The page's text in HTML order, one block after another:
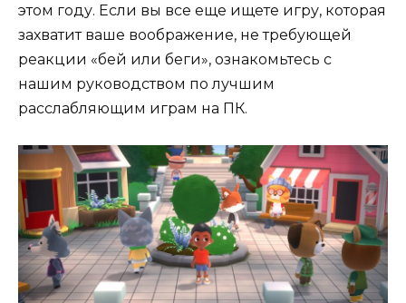
этом году. Если вы все еще ищете игру, которая
захватит ваше воображение, не требующей
реакции «бей или беги», ознакомьтесь с
нашим руководством по лучшим
расслабляющим играм на ПК.